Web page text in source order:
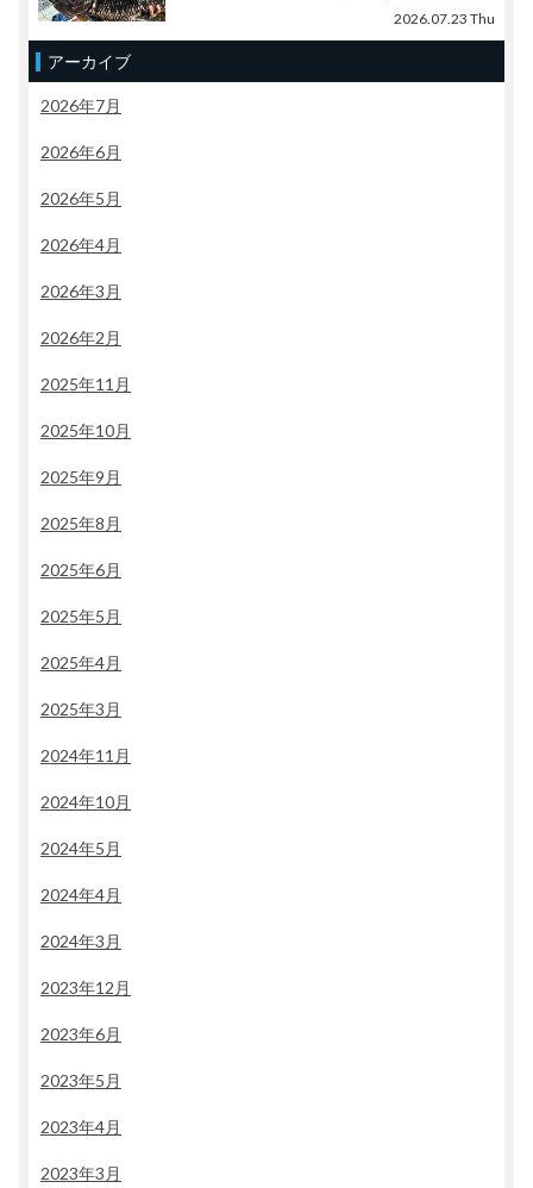
2026.07.23 Thu
アーカイブ
2026年7月
2026年6月
2026年5月
2026年4月
2026年3月
2026年2月
2025年11月
2025年10月
2025年9月
2025年8月
2025年6月
2025年5月
2025年4月
2025年3月
2024年11月
2024年10月
2024年5月
2024年4月
2024年3月
2023年12月
2023年6月
2023年5月
2023年4月
2023年3月